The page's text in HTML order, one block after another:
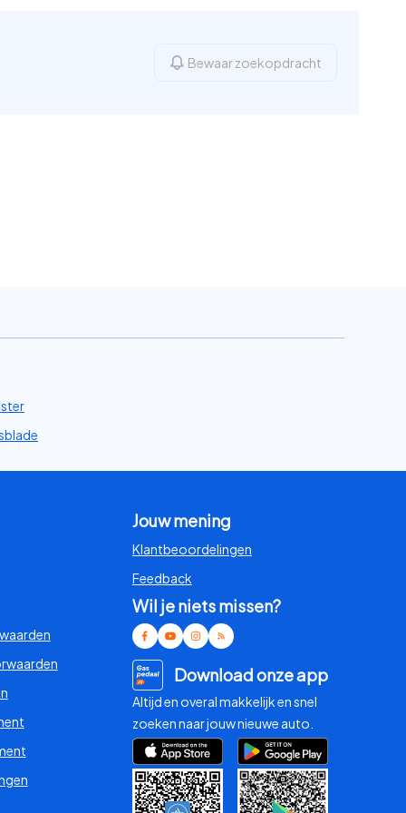
Bewaar zoekopdracht
Jouw mening
Klantbeoordelingen
Feedback
Wil je niets missen?
Download onze app
Altijd en overal makkelijk en snel
zoeken naar jouw nieuwe auto.